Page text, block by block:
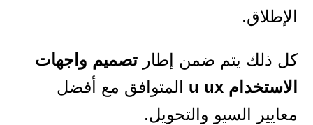
الإطلاق.
كل ذلك يتم ضمن إطارتصميم واجهات
الاستخدام u ux
المتوافق مع أفضل
معايير السيو والتحويل.